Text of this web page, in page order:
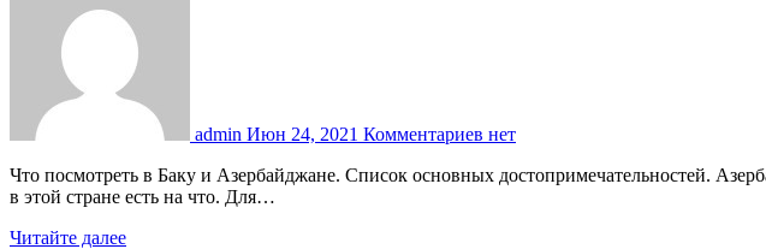
admin Июн 24, 2021 Комментариев нет
Что посмотреть в Баку и Азербайджане. Список основных достопримечательностей. Азербайджан в последние годы активные годы активно развивает туризм. Это здорово, так как посмотреть
в этой стране есть на что. Для…
Читайте далее